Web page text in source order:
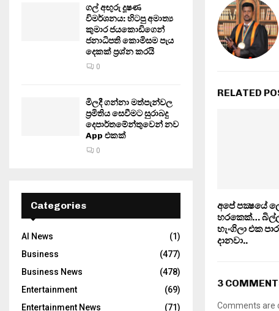
RELATED
අපේ පක්‍ෂයේ
හරකෙක්…
හැංගිලා එක
දානවා..
3
Comments are
ගල් අඟුරු දූෂණ
විමර්ශනය: හිටපු අමාත්‍ය
කුමාර ජයකොඩිගෙන්
ජනාධිපති කොමිසම පැය
දෙකක් ප්‍රශ්න කරයි
0
මිලදී ගන්නා මත්පැන්වල
ප්‍රමිතිය සෙවීමට සුරාබදු
දෙපාර්තමේන්තුවෙන් නව
App එකක්
0
Categories
AI News
(1)
Business
(477)
Business News
(478)
Entertainment
(69)
Entertainment News
(71)